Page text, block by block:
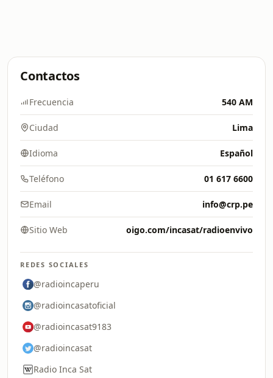
Contactos
Frecuencia 540 AM
Ciudad Lima
Idioma Español
Teléfono 01 617 6600
Email info@crp.pe
Sitio Web oigo.com/incasat/radioenvivo
REDES SOCIALES
@radioincaperu
@radioincasatoficial
@radioincasat9183
@radioincasat
Radio Inca Sat